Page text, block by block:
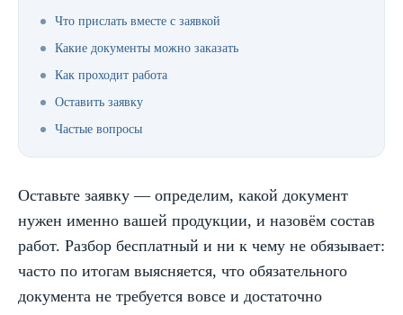
Что прислать вместе с заявкой
Какие документы можно заказать
Как проходит работа
Оставить заявку
Частые вопросы
Оставьте заявку — определим, какой документ
нужен именно вашей продукции, и назовём состав
работ. Разбор бесплатный и ни к чему не обязывает:
часто по итогам выясняется, что обязательного
документа не требуется вовсе и достаточно